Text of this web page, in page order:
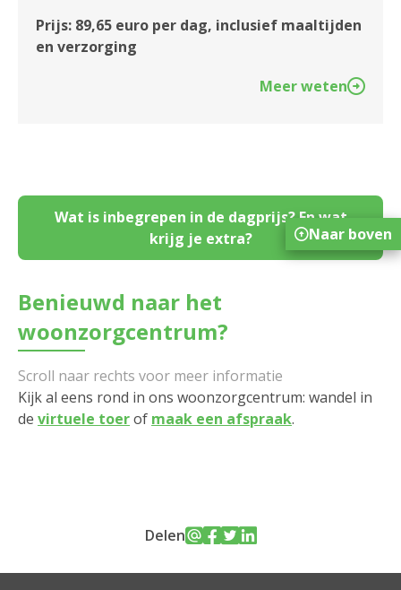
Prijs: 89,65 euro per dag, inclusief maaltijden
en verzorging
Meer weten
Wat is inbegrepen in de dagprijs? En wat
krijg je extra?
Benieuwd naar het
woonzorgcentrum?
Kijk al eens rond in ons woonzorgcentrum: wandel in
de virtuele toerof maak een afspraak.
Delen
Naar boven